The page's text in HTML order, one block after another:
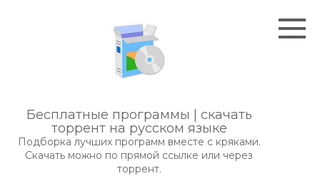
Бесплатные программы | скачать
торрент на русском языке
Подборка лучших программ вместе с кряками.
Скачать можно по прямой ссылке или через
торрент.